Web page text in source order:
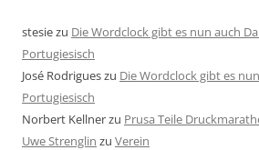
stesiezu Die Wordclock gibt es nun auch
Portugiesisch
José Rodrigueszu Die Wordclock gibt es
Portugiesisch
Norbert Kellnerzu Prusa Teile
Uwe Strenglin zu Verein